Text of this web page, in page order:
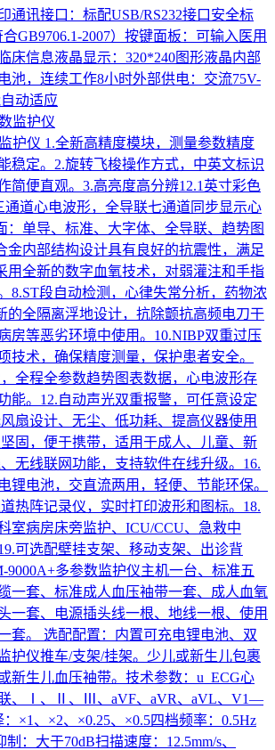
通讯接口：标配USB/RS232接口安全标
GB9706.1-2007）按键面板：可输入医用
床信息液晶显示：320*240图形液晶内部
池，连续工作8小时外部供电：交流75V-
动适应
护仪 1.全新高精度模块，测量参数精度
稳定。2.旋转飞梭操作方式，中英文标识
简便直观。3.高亮度高分辨12.1英寸彩色
通道心电波形，全导联七通道同步显示心
：单导、标准、大字体、全导联、趋势图
金内部结构设计具有良好的抗震性，满足
用全新的数字血氧技术，对弱灌注和手指
8.ST段自动检测，心律失常分析，药物浓
的全隔离浮地设计，抗除颤抗高频电刀干
房等恶劣环境中使用。10.NIBP双重过压
技术，确保精度测量，保护患者安全。
全程全参数趋势图表数据，心电波形存
能。12.自动声光双重报警，可任意设定
扇设计、无尘、低功耗、提高仪器使用
固，便于携带，适用于成人、儿童、新
无线联网功能，支持软件在线升级。16.
锂电池，交直流两用，轻便、节能环保。
热阵记录仪，实时打印波形和图标。18.
室病房床旁监护、ICU/CCU、急救中
可选配壁挂支架、移动支架、出诊背
9000A+多参数监护仪主机一台、标准五
一套、标准成人血压袖带一套、成人血氧
一套、电源插头线一根、地线一根、使用
套。 选配配置：内置可充电锂电池、双
护仪推车/支架/挂架。少儿或新生儿包裹
新生儿血压袖带。技术参数：u ECG心
联、Ⅰ、Ⅱ、Ⅲ、aVF、aVR、aVL、V1—
×1、×2、×0.25、×0.5四档频率：0.5Hz
：大于70dB扫描速度：12.5mm/s、